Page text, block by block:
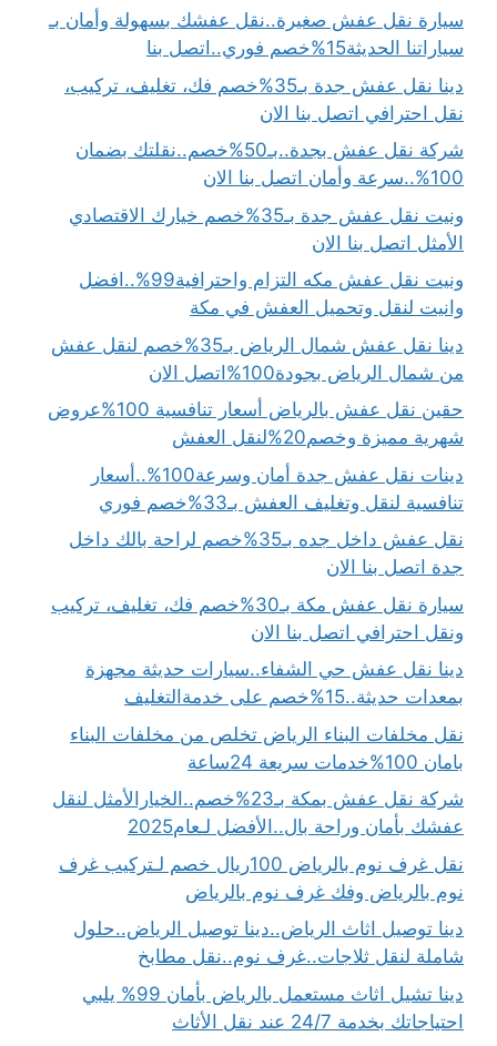
سيارة نقل عفش صغيرة..نقل عفشك بسهولة وأمان بـ
سياراتنا الحديثة15%خصم فوري..اتصل بنا
دينا نقل عفش جدة بـ35%خصم فك، تغليف، تركيب،
نقل احترافي اتصل بنا الان
شركة نقل عفش بجدة..بـ50%خصم..نقلتك بضمان
100%..سرعة وأمان اتصل بنا الان
ونيت نقل عفش جدة بـ35%خصم خيارك الاقتصادي
الأمثل اتصل بنا الان
ونيت نقل عفش مكه التزام واحترافية99%..افضل
وانيت لنقل وتحميل العفش في مكة
دينا نقل عفش شمال الرياض بـ35%خصم لنقل عفش
من شمال الرياض بجودة100%اتصل الان
حقين نقل عفش بالرياض أسعار تنافسية 100%عروض
شهرية مميزة وخصم20%لنقل العفش
دينات نقل عفش جدة أمان وسرعة100%..أسعار
تنافسية لنقل وتغليف العفش بـ33%خصم فوري
نقل عفش داخل جده بـ35%خصم لراحة بالك داخل
جدة اتصل بنا الان
سيارة نقل عفش مكة بـ30%خصم فك، تغليف، تركيب
ونقل احترافي اتصل بنا الان
دينا نقل عفش حي الشفاء..سيارات حديثة مجهزة
بمعدات حديثة..15%خصم على خدمةالتغليف
نقل مخلفات البناء الرياض تخلص من مخلفات البناء
بامان 100%خدمات سريعة 24ساعة
شركة نقل عفش بمكة بـ23%خصم..الخيارالأمثل لنقل
عفشك بأمان وراحة بال..الأفضل لـعام2025
نقل غرف نوم بالرياض 100ريال خصم لـتركيب غرف
نوم بالرياض وفك غرف نوم بالرياض
دينا توصيل اثاث الرياض..دينا توصيل الرياض..حلول
شاملة لنقل ثلاجات..غرف نوم..نقل مطابخ
دينا تشيل اثاث مستعمل بالرياض بأمان 99% يلبي
احتياجاتك بخدمة 24/7 عند نقل الأثاث